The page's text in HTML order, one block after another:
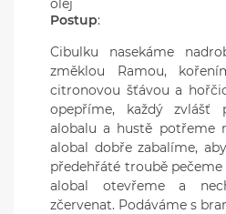
olej
Postup:
Cibulku nasekáme
změklou Ramou,
citronovou šťávou a
opepříme, každý zvlášť
alobalu a hustě potřeme
alobal dobře zabalíme,
předehřáté troubě
alobal otevřeme a
zčervenat. Podáváme s